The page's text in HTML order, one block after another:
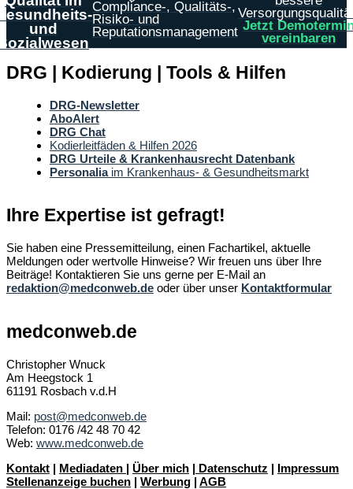
und
Compliance-, Qualitäts-,
Risiko- und
Reputationsmanagement Jetzt
vereinbaren
DRG | Kodierung | Tools & Hilfen
DRG-Newsletter
AboAlert
DRG Chat
Kodierleitfäden & Hilfen 2026
DRG Urteile & Krankenhausrecht Datenbank
Personaliaim Krankenhaus- & Gesundheitsmarkt
Ihre Expertise ist gefragt!
Sie haben eine Pressemitteilung, einen Fachartikel, aktuelle
Meldungen oder wertvolle Hinweise? Wir freuen uns über Ihre
Beiträge! Kontaktieren Sie uns gerne per E-Mail an
redaktion@medconweb.de oder über unser Kontaktformular
medconweb.de
Christopher Wnuck
Am Heegstock 1
61191 Rosbach v.d.H
Mail: post@medconweb.de
Telefon: 0176 /42 48 70 42
Web: www.medconweb.de
Kontakt | Mediadaten | Über mich | Datenschutz | Impressum
Stellenanzeige buchen | Werbung | AGB